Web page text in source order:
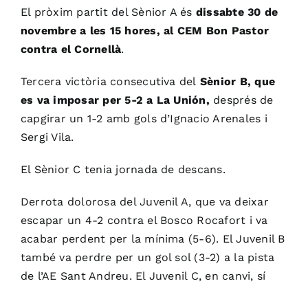
El pròxim partit del Sènior A és dissabte 30 de
novembre a les 15 hores, al CEM Bon Pastor
contra el Cornellà.
Tercera victòria consecutiva del Sènior B, que
es va imposar per 5-2 a La Unión, després de
capgirar un 1-2 amb gols d’Ignacio Arenales i
Sergi Vila.
El Sènior C tenia jornada de descans.
Derrota dolorosa del Juvenil A, que va deixar
escapar un 4-2 contra el Bosco Rocafort i va
acabar perdent per la mínima (5-6). El Juvenil B
també va perdre per un gol sol (3-2) a la pista
de l’AE Sant Andreu. El Juvenil C, en canvi, sí